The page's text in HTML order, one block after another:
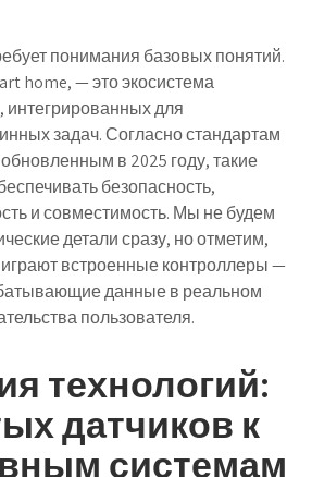
понимания базовых понятий.
home, — это экосистема
интегрированных для
задач. Согласно стандартам
в 2025 году, такие
безопасность,
и совместимость. Мы не будем
детали сразу, но отметим,
встроенные контроллеры —
данные в реальном
пользователя.
технологий:
датчиков к
системам